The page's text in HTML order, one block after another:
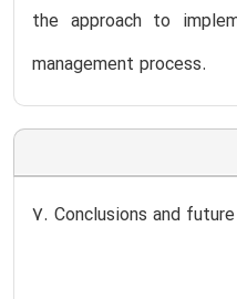
the approach to
management process.
7. Conclusions and